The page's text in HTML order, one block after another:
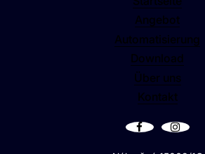
Angebot
Automatisierung
Download
Über uns
Kontakt